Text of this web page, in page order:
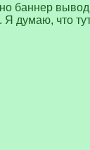
баннер
думаю, что